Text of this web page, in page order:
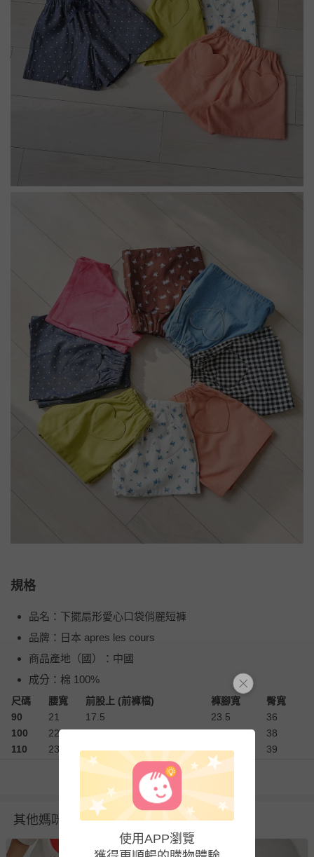
規格
品名：下擺扇形愛心口袋俏麗短褲
品牌：日本 apres les cours
商品產地（國）：中國
成分：棉 100%
尺碼 腰寬 前股上 (前褲檔) 褲腳寬
臀寬
90
21 17.5 23.5
36
100
22 18 25
38
110
23 18.5 26
39
19.5 27.5
22.5 30.5
衣物洗滌、注意事項
尺寸表單位皆為公分(cm)，會因布料彈性、水洗處理、測量
看更多
其他媽咪也在逛
使用APP瀏覽